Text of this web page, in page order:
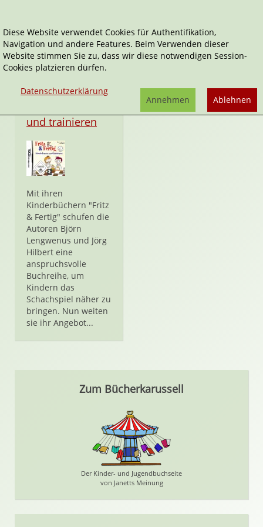
Björn Lengwenus
und trainieren
Mit ihren
Kinderbüchern "Fritz
& Fertig" schufen die
Autoren Björn
Lengwenus und Jörg
Hilbert eine
anspruchsvolle
Buchreihe, um
Kindern das
Schachspiel näher zu
bringen. Nun weiten
sie ihr Angebot...
Zum Bücherkarussell
Der Kinder- und Jugendbuchseite
von Janetts Meinung
Diese Website verwendet Cookies für Authentifikation,
Navigation und andere Features. Beim Verwenden dieser
Website stimmen Sie zu, dass wir diese notwendigen Session-
Cookies platzieren dürfen.
Datenschutzerklärung
Ablehnen
Annehmen